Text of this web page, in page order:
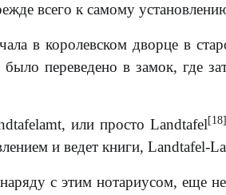
всего к самому
в королевском дворце в
переведено в замок, где
или просто Landtafel [18]
и ведет книги, Landtafel-
с этим нотариусом, еще